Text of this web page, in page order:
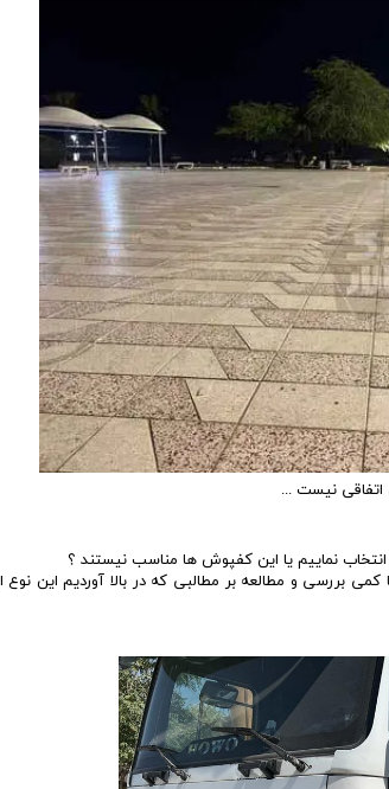
اتفاقی نیست ...
انتخاب نماییم یا این کفپوش ها مناسب نیستند ؟
بررسی و مطالعه بر مطالبی که در بالا آوردیم این